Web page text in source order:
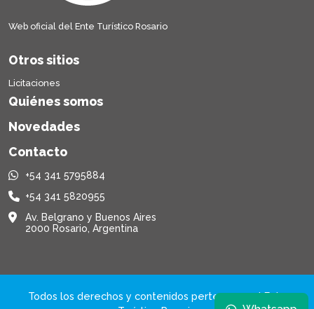
Web oficial del Ente Turístico Rosario
Otros sitios
Licitaciones
Quiénes somos
Novedades
Contacto
+54 341 5795884
+54 341 5820955
Av. Belgrano y Buenos Aires
2000 Rosario, Argentina
Todos los derechos y contenidos pertenecen al Ente